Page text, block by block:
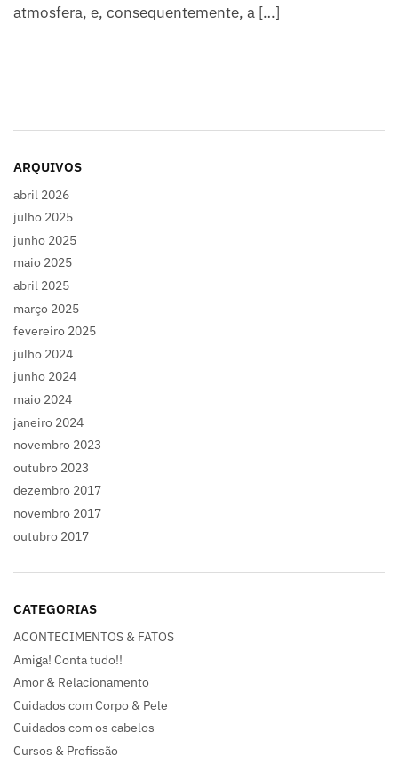
atmosfera, e, consequentemente, a […]
ARQUIVOS
abril 2026
julho 2025
junho 2025
maio 2025
abril 2025
março 2025
fevereiro 2025
julho 2024
junho 2024
maio 2024
janeiro 2024
novembro 2023
outubro 2023
dezembro 2017
novembro 2017
outubro 2017
CATEGORIAS
ACONTECIMENTOS & FATOS
Amiga! Conta tudo!!
Amor & Relacionamento
Cuidados com Corpo & Pele
Cuidados com os cabelos
Cursos & Profissão